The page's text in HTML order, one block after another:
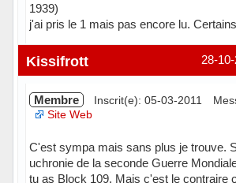
1939)
j'ai pris le 1 mais pas encore lu.
Hors ligne 28-
Kissifrott
Membre Inscrit(e): 05-03-2011
Site Web
C'est sympa mais sans plus je trouve.
uchronie de la seconde Guerre
tu as Block 109. Mais c'est le contraire